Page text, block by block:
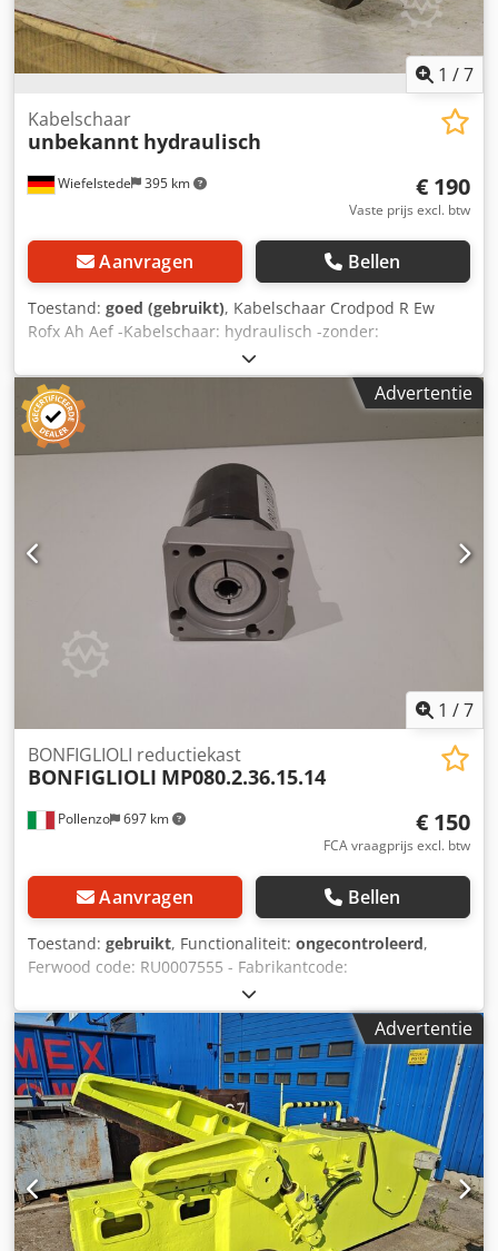
1 /7
Wiefelstede 395 km
Kabelschaar
unbekannt hydraulisch
€ 190
Vaste prijs excl. btw
Aanvragen Bellen
Toestand: goed (gebruikt), Kabelschaar Crodpod R Ew
Rofx Ah Aef -Kabelschaar: hydraulisch -zonder:
hydraulisch aggregaat -max. opening: 95 mm -aantal: 1x
kabelschaar beschikbaar -afmetingen: 530/180/H80 mm -
gewicht: 13,3 kg
Advertentie
1 /7
Pollenzo 697 km
BONFIGLIOLI reductiekast
BONFIGLIOLI MP080.2.36.15.14
€ 150
FCA vraagprijs excl. btw
Aanvragen Bellen
Toestand: gebruikt, Functionaliteit: ongecontroleerd,
Ferwood code: RU0007555 - Fabrikantcode:
MP080.2.36.15.14 - Conditie: Gebruikt - Functionaliteit: Niet
getest - Compatibele machine: - Bij interesse bieden wij
een revisieservice aan, neem contact met ons op. 5KG -
36X26X21 Crodpfjybbmgex Ah Asf
Advertentie